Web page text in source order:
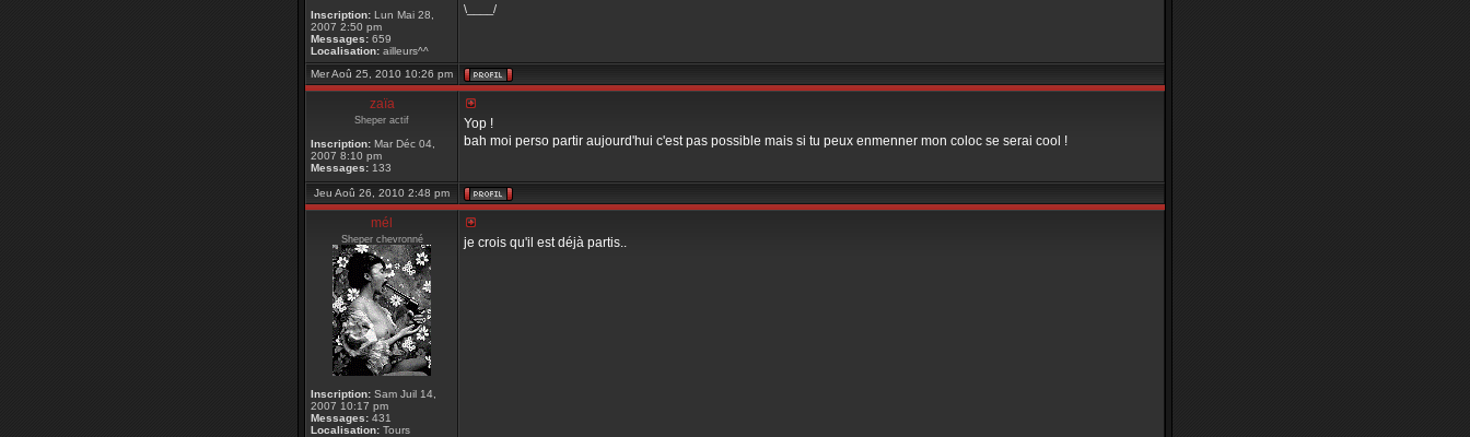
Inscription: Lun Mai 28,
2007 2:50 pm
Messages: 659
Localisation: ailleurs^^
\____/
Mer Aoû 25, 2010 10:26 pm
zaïa
Sheper actif
Inscription: Mar Déc 04,
2007 8:10 pm
Messages: 133
Yop !
bah moi perso partir aujourd'hui c'est pas possible mais si tu peux enmenner mon coloc se serai cool !
Jeu Aoû 26, 2010 2:48 pm
mél
Sheper chevronné
Inscription: Sam Juil 14,
2007 10:17 pm
Messages: 431
Localisation: Tours
je crois qu'il est déjà partis..